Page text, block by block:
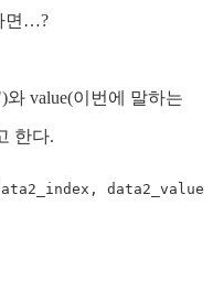
면…?
와 value(이번에 말하는
한다.